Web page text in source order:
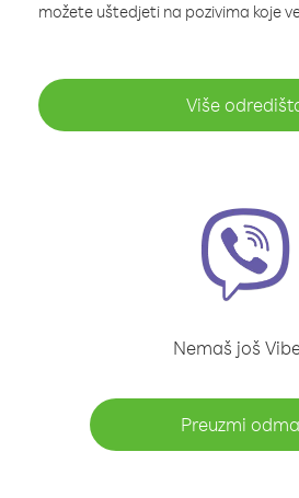
možete uštedjeti na pozivima koje
Više
Nemaš još
Preuzmi